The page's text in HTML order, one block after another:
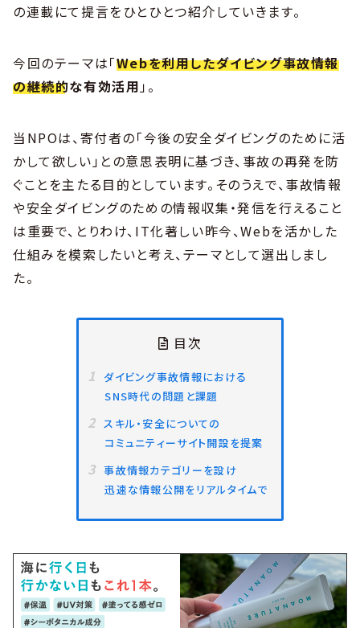
の連載にて提言をひとひとつ紹介していきます。
今回のテーマは「Webを利用したダイビング事故情報
の継続的な有効活用 」。
当NPOは、寄付者の「今後の安全ダイビングのために活
かして欲しい」との意思表明に基づき、事故の再発を防
ぐことを主たる目的としています。そのうえで、事故情報
や安全ダイビングのための情報収集・発信を行えること
は重要で、とりわけ、IT化著しい昨今、Webを活かした
仕組みを模索したいと考え、テーマとして選出しまし
た。
目次
ダイビング事故情報における
SNS時代の問題と課題
スキル・安全についての
コミュニティーサイト開設を提案
事故情報カテゴリーを設け
迅速な情報公開をリアルタイムで